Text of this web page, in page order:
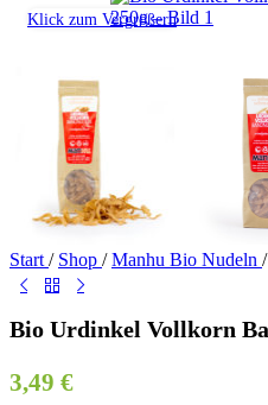
Klick zum Vergrößern
Start / Shop / Manhu Bio Nudeln /
Bio Urdinkel Vollkorn
3,49 €